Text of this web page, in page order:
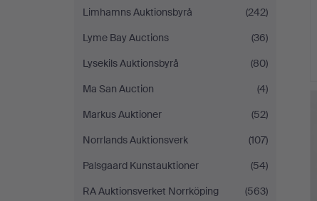
Limhamns Auktionsbyrå
(242)
Lyme Bay Auctions
(36)
Lysekils Auktionsbyrå
(80)
Ma San Auction
(4)
Markus Auktioner
(52)
Norrlands Auktionsverk
(107)
Palsgaard Kunstauktioner
(54)
RA Auktionsverket Norrköping
(563)